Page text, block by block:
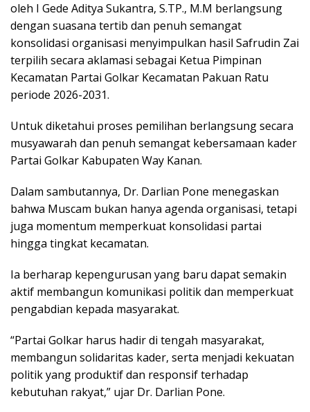
oleh I Gede Aditya Sukantra, S.TP., M.M berlangsung
dengan suasana tertib dan penuh semangat
konsolidasi organisasi menyimpulkan hasil Safrudin Zai
terpilih secara aklamasi sebagai Ketua Pimpinan
Kecamatan Partai Golkar Kecamatan Pakuan Ratu
periode 2026-2031.
Untuk diketahui proses pemilihan berlangsung secara
musyawarah dan penuh semangat kebersamaan kader
Partai Golkar Kabupaten Way Kanan.
Dalam sambutannya, Dr. Darlian Pone menegaskan
bahwa Muscam bukan hanya agenda organisasi, tetapi
juga momentum memperkuat konsolidasi partai
hingga tingkat kecamatan.
Ia berharap kepengurusan yang baru dapat semakin
aktif membangun komunikasi politik dan memperkuat
pengabdian kepada masyarakat.
“Partai Golkar harus hadir di tengah masyarakat,
membangun solidaritas kader, serta menjadi kekuatan
politik yang produktif dan responsif terhadap
kebutuhan rakyat,” ujar Dr. Darlian Pone.